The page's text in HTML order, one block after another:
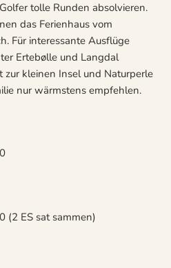
tolle Runden absolvieren.
das Ferienhaus vom
Für interessante Ausflüge
Ertebølle und Langdal
zur kleinen Insel und Naturperle
nur wärmstens empfehlen.
(2 ES sat sammen)